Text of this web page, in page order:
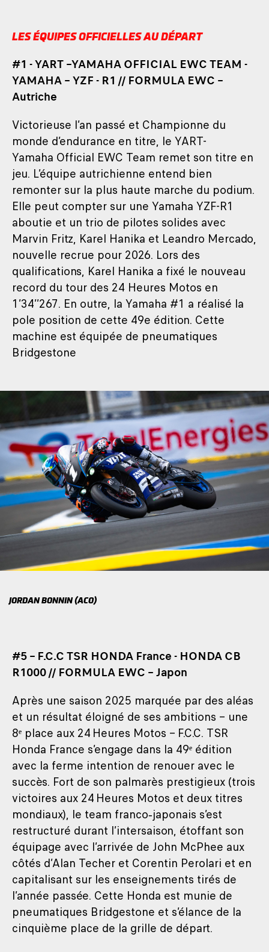
LES ÉQUIPES OFFICIELLES AU DÉPART
#1 - YART –YAMAHA OFFICIAL EWC TEAM -
YAMAHA – YZF - R1 // FORMULA EWC –
Autriche
Victorieuse l’an passé et Championne du
monde d’endurance en titre, le YART-
Yamaha Official EWC Team remet son titre en
jeu. L’équipe autrichienne entend bien
remonter sur la plus haute marche du podium.
Elle peut compter sur une Yamaha YZF-R1
aboutie et un trio de pilotes solides avec
Marvin Fritz, Karel Hanika et Leandro Mercado,
nouvelle recrue pour 2026. Lors des
qualifications, Karel Hanika a fixé le nouveau
record du tour des 24 Heures Motos en
1’34’’267. En outre, la Yamaha #1 a réalisé la
pole position de cette 49e édition. Cette
machine est équipée de pneumatiques
Bridgestone
JORDAN BONNIN (ACO)
#5 – F.C.C TSR HONDA France - HONDA CB
R1000 // FORMULA EWC – Japon
Après une saison 2025 marquée par des aléas
et un résultat éloigné de ses ambitions – une
8ᵉ place aux 24 Heures Motos – F.C.C. TSR
Honda France s’engage dans la 49ᵉ édition
avec la ferme intention de renouer avec le
succès. Fort de son palmarès prestigieux (trois
victoires aux 24 Heures Motos et deux titres
mondiaux), le team franco‑japonais s’est
restructuré durant l’intersaison, étoffant son
équipage avec l’arrivée de John McPhee aux
côtés d’Alan Techer et Corentin Perolari et en
capitalisant sur les enseignements tirés de
l’année passée. Cette Honda est munie de
pneumatiques Bridgestone et s’élance de la
cinquième place de la grille de départ.